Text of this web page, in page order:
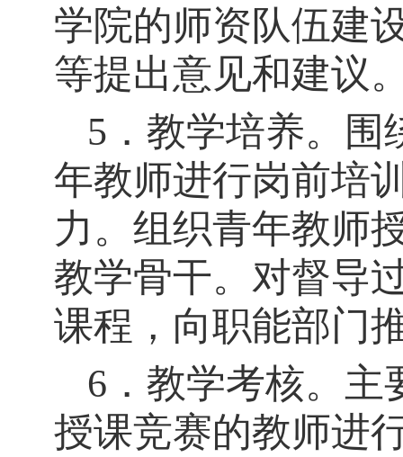
学院的师资队伍建
等提出意见和建议
5．教学培养。围
年教师进行岗前培
力。组织青年教师
教学骨干。对督导
课程，向职能部门
6．教学考核。主
授课竞赛的教师进